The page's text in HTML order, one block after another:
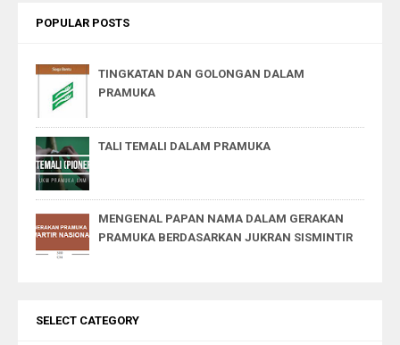
POPULAR POSTS
TINGKATAN DAN GOLONGAN DALAM
PRAMUKA
TALI TEMALI DALAM PRAMUKA
MENGENAL PAPAN NAMA DALAM GERAKAN
PRAMUKA BERDASARKAN JUKRAN SISMINTIR
SELECT CATEGORY